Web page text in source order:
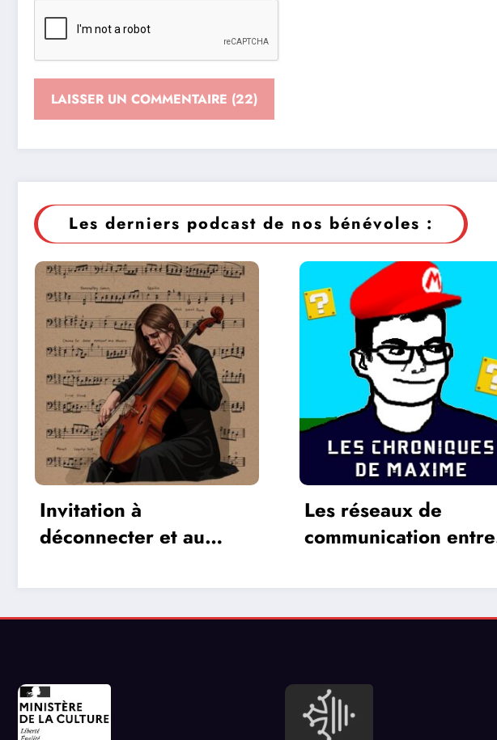
Les derniers podcast de nos bénévoles :
Les réseaux de
communication entre
La différence entre les
jeux 2 D et 3 D